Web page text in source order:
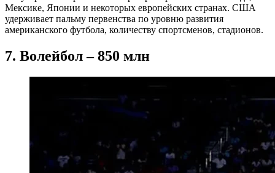
Мексике, Японии и некоторых европейских странах. США
удерживает пальму первенства по уровню развития
американского футбола, количеству спортсменов, стадионов.
7. Волейбол – 850 млн